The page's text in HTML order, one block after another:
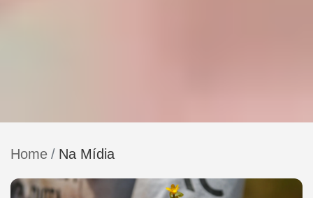
Home Na Mídia